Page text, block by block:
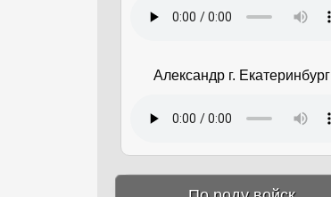
Александр г. Екатеринбург